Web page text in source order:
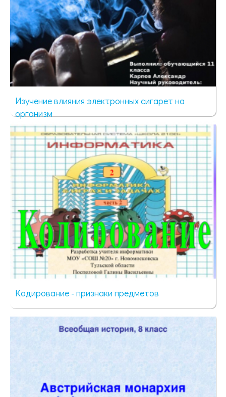
Изучение влияния электронных сигарет на
организм
65 просмотров
Кодирование - признаки предметов